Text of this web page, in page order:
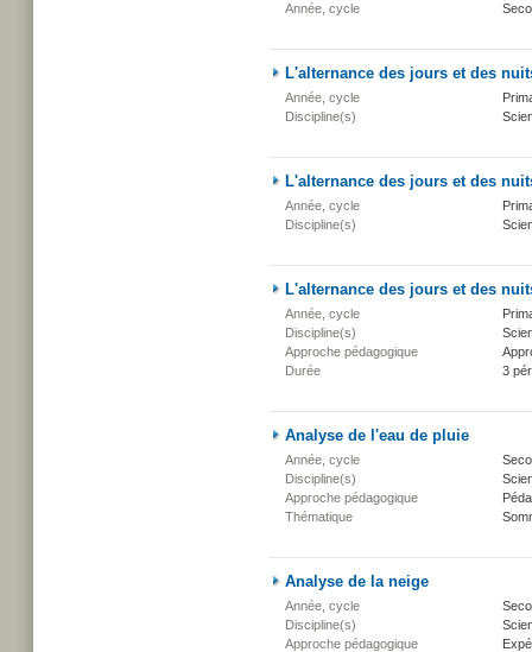
Année, cycle
L'alternance des jours et des
Année, cycle
Discipline(s)
L'alternance des jours et des
Année, cycle
Discipline(s)
L'alternance des jours et des
Année, cycle
Discipline(s)
Approche pédagogique
Durée
3
Analyse de l'eau de pluie
Année, cycle
Discipline(s)
Approche pédagogique
Thématique
Analyse de la neige
Année, cycle
Discipline(s)
Approche pédagogique